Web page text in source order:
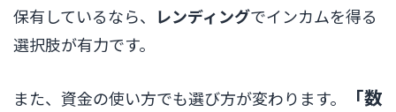
保有しているなら、
レンディングでインカムを得る
選択肢が有力です。
また、資金の使い方でも選び方が変わります。
「数